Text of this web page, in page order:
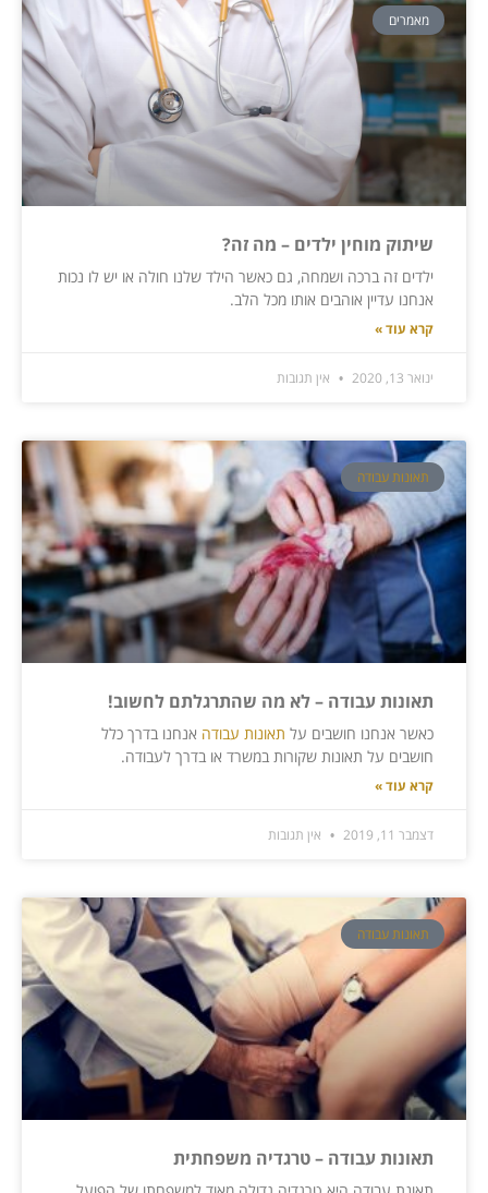
מאמרים
שיתוק מוחין ילדים – מה זה?
ילדים זה ברכה ושמחה, גם כאשר הילד שלנו חולה או יש לו נכות
אנחנו עדיין אוהבים אותו מכל הלב.
קרא עוד »
ינואר 13, 2020 אין תגובות
תאונות עבודה
תאונות עבודה – לא מה שהתרגלתם לחשוב!
כאשר אנחנו חושבים על תאונות עבודה אנחנו בדרך כלל
חושבים על תאונות שקורות במשרד או בדרך לעבודה.
קרא עוד »
דצמבר 11, 2019 אין תגובות
תאונות עבודה
תאונות עבודה – טרגדיה משפחתית